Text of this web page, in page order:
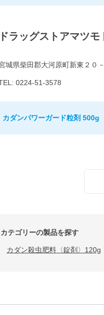
ドラッグストアマツ
城県柴田郡大河原町新東２０
0224-51-3578
カダンパワーガード粒剤 500g
テゴリーの製品を探す
カダン殺虫肥料〈錠剤〉120g